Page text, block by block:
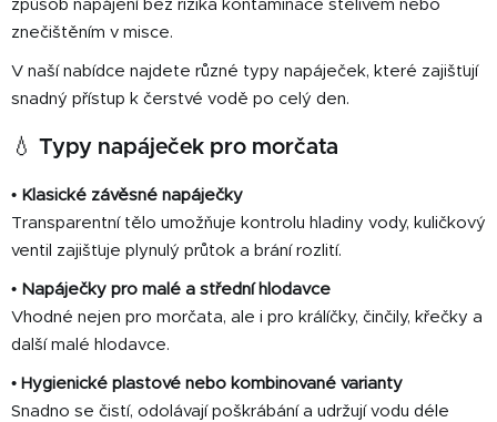
v
v
ý
způsob napájení bez rizika kontaminace stelivem nebo
znečištěním v misce.
V naší nabídce najdete různé typy napáječek, které zajišťují
snadný přístup k čerstvé vodě po celý den.
💧 Typy napáječek pro morčata
• Klasické závěsné napáječky
Transparentní tělo umožňuje kontrolu hladiny vody, kuličkový
ventil zajišťuje plynulý průtok a brání rozlití.
• Napáječky pro malé a střední hlodavce
Vhodné nejen pro morčata, ale i pro králíčky, činčily, křečky a
další malé hlodavce.
• Hygienické plastové nebo kombinované varianty
Snadno se čistí, odolávají poškrábání a udržují vodu déle